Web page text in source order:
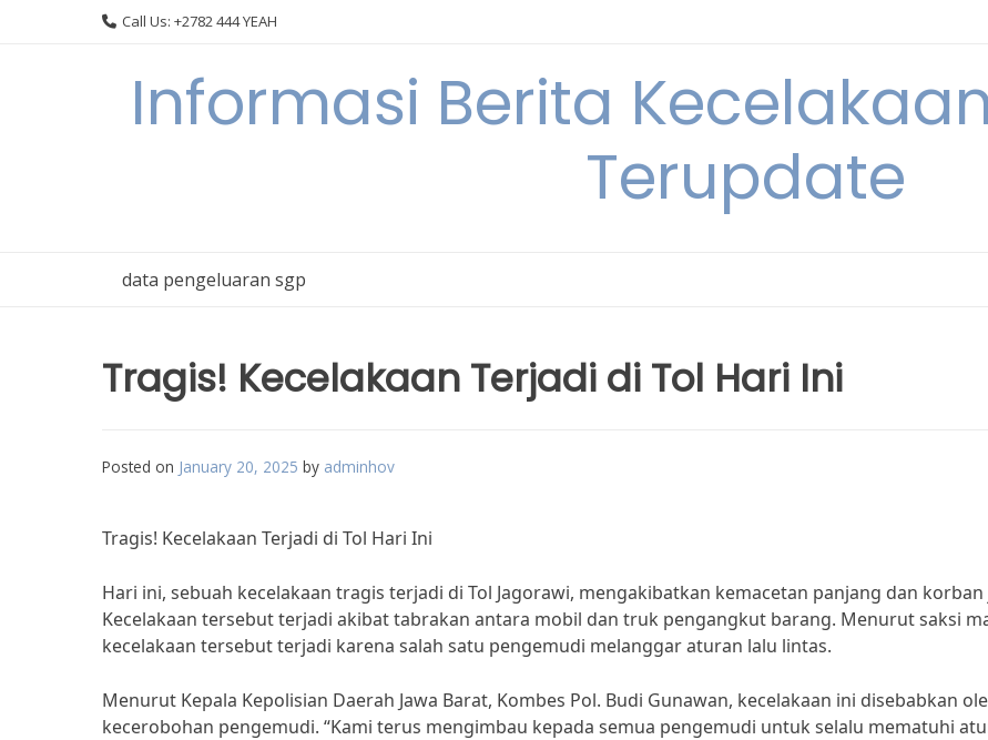
Call Us: +2782 444 YEAH
Informasi Berita
Terupdate
data pengeluaran sgp
Tragis! Kecelakaan Terjadi di Tol Hari Ini
Posted on January 20, 2025 by adminhov
Tragis! Kecelakaan Terjadi di Tol Hari Ini
Hari ini, sebuah kecelakaan tragis terjadi di Tol Jagorawi, mengakibatkan kemacetan panjang dan korban
Kecelakaan tersebut terjadi akibat tabrakan antara mobil dan truk pengangkut barang. Menurut saksi
kecelakaan tersebut terjadi karena salah satu pengemudi melanggar aturan lalu lintas.
Menurut Kepala Kepolisian Daerah Jawa Barat, Kombes Pol. Budi Gunawan, kecelakaan ini disebabkan
kecerobohan pengemudi. “Kami terus mengimbau kepada semua pengemudi untuk selalu mematuhi